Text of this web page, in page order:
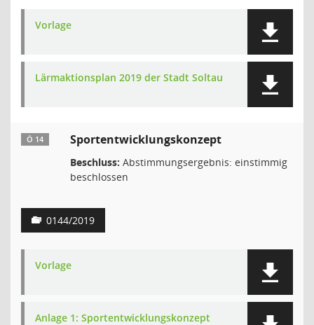
Vorlage
Lärmaktionsplan 2019 der Stadt Soltau
Ö 14 Sportentwicklungskonzept
Beschluss: Abstimmungsergebnis: einstimmig
beschlossen
0144/2019
Vorlage
Anlage 1: Sportentwicklungskonzept